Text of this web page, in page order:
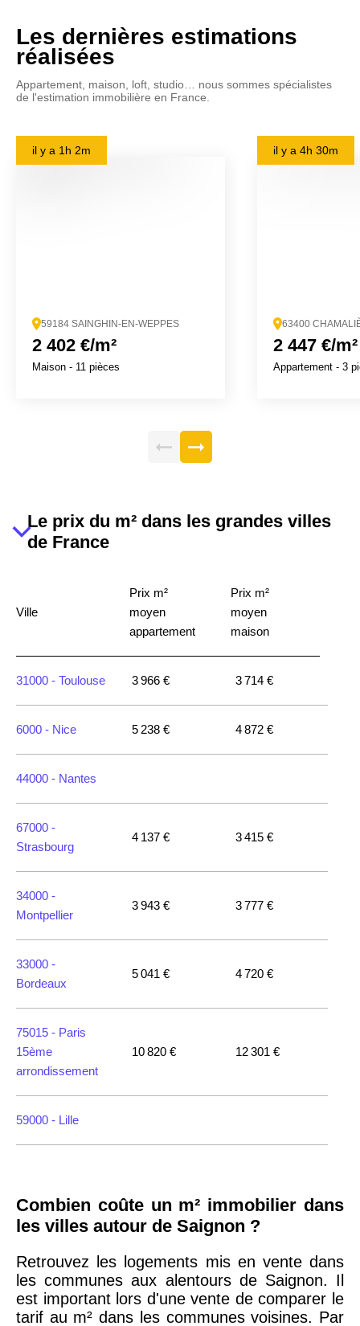
Les dernières estimations
réalisées
Appartement, maison, loft, studio… nous sommes spécialistes
de l'estimation immobilière en France.
il y a 1h 2m
59184 SAINGHIN-EN-WEPPES
2 402 €/m²
Maison - 11 pièces
il y a 4h 30m
63400
2 447 €/m²
Appartement - 3
Le prix du m² dans les grandes villes
de France
Ville
Prix m²
moyen
appartement
Prix m²
moyen
maison
31000 - Toulouse 3 966 € 3 714 €
6000 - Nice 5 238 € 4 872 €
44000 - Nantes
67000 -
Strasbourg
4 137 € 3 415 €
34000 -
Montpellier
3 943 € 3 777 €
33000 -
Bordeaux
5 041 € 4 720 €
75015 - Paris
15ème
arrondissement
10 820 € 12 301 €
59000 - Lille
75018 -Paris
arrondissement
75020 -Paris
Combien coûte un m² immobilier dans
les villes autour de Saignon ?
Retrouvez les logements mis en vente dans
les communes aux alentours de Saignon. Il
est important lors d'une vente de comparer le
tarif au m² dans les communes voisines. Par